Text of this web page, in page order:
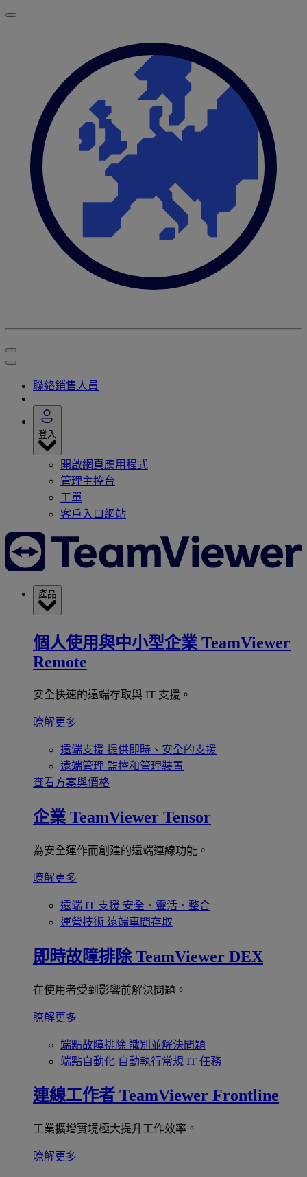
聯絡銷售人員
登入
開啟網頁應用程式
管理主控台
工單
客戶入口網站
產品
個人使用與中小型企業 TeamViewer
Remote
安全快速的遠端存取與 IT 支援。
瞭解更多
遠端支援 提供即時、安全的支援
遠端管理 監控和管理裝置
查看方案與價格
企業 TeamViewer Tensor
為安全運作而創建的遠端連線功能。
瞭解更多
遠端 IT 支援 安全、靈活、整合
運營技術 遠端車間存取
即時故障排除 TeamViewer DEX
在使用者受到影響前解決問題。
瞭解更多
端點故障排除 識別並解決問題
端點自動化 自動執行常規 IT 任務
連線工作者 TeamViewer Frontline
工業擴增實境極大提升工作效率。
瞭解更多